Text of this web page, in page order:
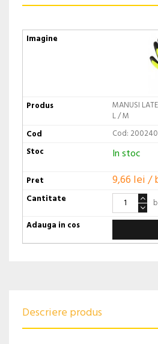
MANUSI
L / M
Cod:
In stoc
9,66 lei /
Descriere produs